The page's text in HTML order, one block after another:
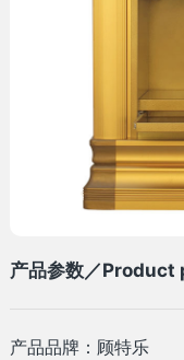
产品参数／
产品品牌：顾特乐